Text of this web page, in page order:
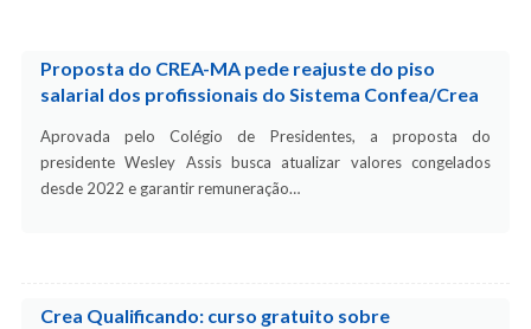
Proposta do CREA-MA pede reajuste do piso
salarial dos profissionais do Sistema Confea/Crea
Aprovada pelo Colégio de Presidentes, a proposta do
presidente Wesley Assis busca atualizar valores congelados
desde 2022 e garantir remuneração…
Crea Qualificando: curso gratuito sobre